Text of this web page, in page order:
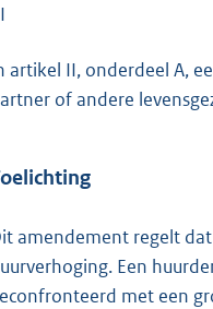
artikel II, onderdeel A,
of andere
amendement regelt
Een
met een